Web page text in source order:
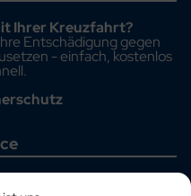
Ihrer Kreuzfahrt?
Entschädigung gegen
- einfach, kostenlos